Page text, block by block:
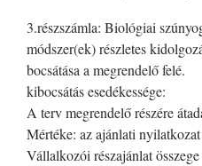
3.részszámla: Biológiai
módszer(ek) részletes
bocsátása a megrendelő felé.
kibocsátás esedékessége:
A terv megrendelő részére
Mértéke: az ajánlati
Vállalkozói részajánlat összege